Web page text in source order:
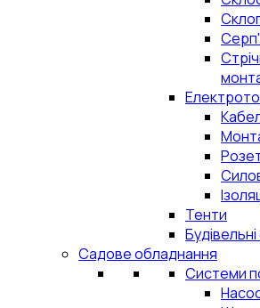
Тенти
Будівельні
Садове обладнання
Системи